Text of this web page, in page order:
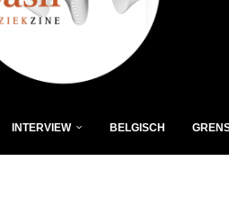
INTERVIEW BELGISCH